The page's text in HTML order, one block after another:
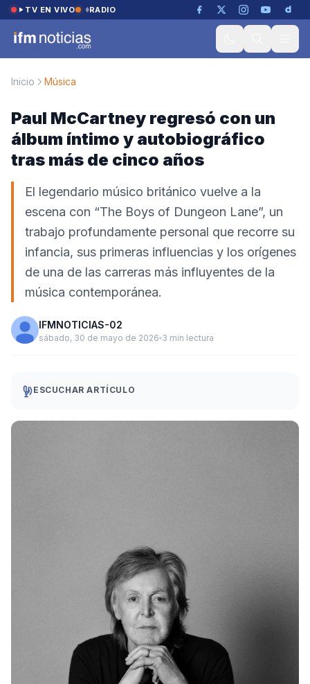
Saltar al contenido
TV EN VIVO RADIO
Inicio Música
Paul McCartney regresó con un
álbum íntimo y autobiográfico
tras más de cinco años
El legendario músico británico vuelve a la
escena con “The Boys of Dungeon Lane”, un
trabajo profundamente personal que recorre su
infancia, sus primeras influencias y los orígenes
de una de las carreras más influyentes de la
música contemporánea.
IFMNOTICIAS-02
sábado, 30 de mayo de 2026 3 min lectura
ESCUCHAR ARTÍCULO